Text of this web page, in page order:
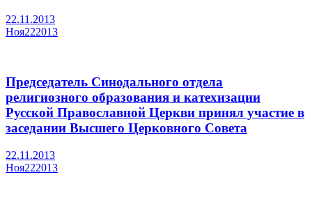
22.11.2013
Ноя222013
Председатель Синодального отдела
религиозного образования и катехизации
Русской Православной Церкви принял участие в
заседании Высшего Церковного Совета
22.11.2013
Ноя222013